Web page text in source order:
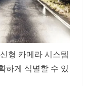
형 카메라 시스템
하게 식별할 수 있